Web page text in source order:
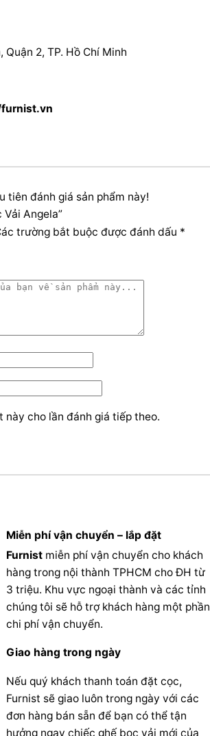
2, TP. Hồ Chí Minh
tiên đánh giá sản phẩm này!
Angela”
trường bắt buộc được đánh dấu *
cho lần đánh giá tiếp theo.
Miễn phí vận chuyển – lắp đặt
Furnist miễn phí vận chuyển cho khách
hàng trong nội thành TPHCM cho ĐH từ
3 triệu. Khu vực ngoại thành và các tỉnh
chúng tôi sẽ hỗ trợ khách hàng một phần
chi phí vận chuyển.
Giao hàng trong ngày
Nếu quý khách thanh toán đặt cọc,
Furnist sẽ giao luôn trong ngày với các
đơn hàng bán sẵn để bạn có thể tận
hưởng ngay chiếc ghế bọc vải mới của